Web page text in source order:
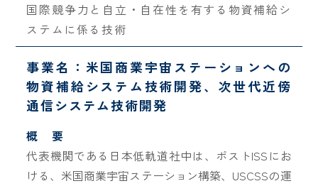
国際競争力と自立・自在性を有する物資補給シ
ステムに係る技術
事業名：米国商業宇宙ステーションへの
物資補給システム技術開発、次世代近傍
通信システム技術開発
概 要
代表機関である日本低軌道社中は、ポストISSにお
ける、米国商業宇宙ステーション構築、USCSSの運